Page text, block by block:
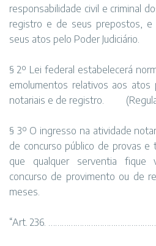
responsabilidade civil e criminal
registro e de seus prepostos, e
seus atos pelo Poder Judiciário.
§ 2º Lei federal estabelecerá
emolumentos relativos aos atos
notariais e de registro.
§ 3º O ingresso na atividade
de concurso público de provas
que qualquer serventia fique
concurso de provimento ou de
meses.
“Art. 236.